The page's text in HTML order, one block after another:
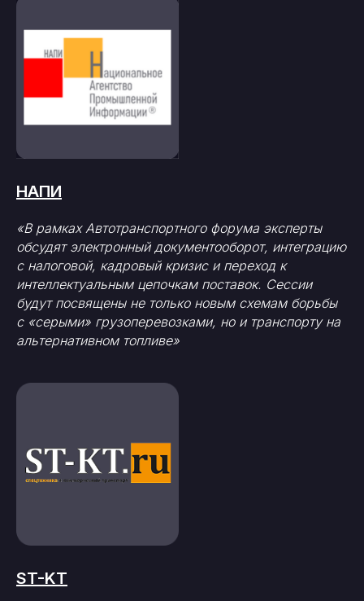
НАПИ
«В рамках Автотранспортного форума эксперты
обсудят электронный документооборот, интеграцию
с налоговой, кадровый кризис и переход к
интеллектуальным цепочкам поставок. Сессии
будут посвящены не только новым схемам борьбы
с «серыми» грузоперевозками, но и транспорту на
альтернативном топливе»
ST-KT